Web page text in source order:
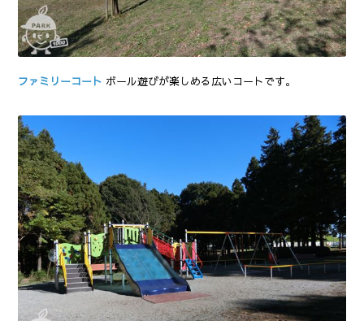
ファミリーコート ボール遊びが楽しめる広いコートです。